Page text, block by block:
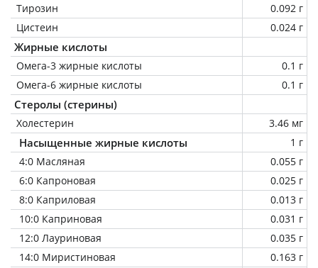
Тирозин
0.092 г
Цистеин
0.024 г
Жирные кислоты
Омега-3 жирные кислоты
0.1 г
Омега-6 жирные кислоты
0.1 г
Стеролы (стерины)
Холестерин 3.46 мг
Насыщенные жирные кислоты
1 г
4:0 Масляная
0.055 г
6:0 Капроновая
0.025 г
8:0 Каприловая
0.013 г
10:0 Каприновая
0.031 г
12:0 Лауриновая
0.035 г
14:0 Миристиновая
0.163 г